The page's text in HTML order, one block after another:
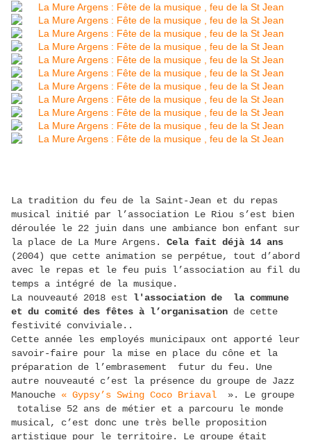
La tradition du feu de la Saint-Jean et du repas
musical initié par l’association Le Riou s’est bien
déroulée le 22 juin dans une ambiance bon enfant sur
la place de La Mure Argens.
Cela fait déjà 14 ans
(2004) que cette animation se perpétue, tout d’abord
avec le repas et le feu puis l’association au fil du
temps a intégré de la musique.
La nouveauté 2018 est l'association de la commune
et du comité des fêtes à l’organisation de cette
festivité conviviale..
Cette année les employés municipaux ont apporté leur
savoir-faire pour la mise en place du cône et la
préparation de l’embrasement futur du feu. Une
autre nouveauté c’est la présence du groupe de Jazz
Manouche « Gypsy’s Swing Coco Briaval
». Le groupe
totalise 52 ans de métier et a parcouru le monde
musical, c’est donc une très belle proposition
artistique pour le territoire. Le groupe était